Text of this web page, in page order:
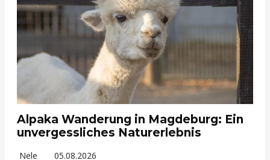
Alpaka Wanderung in Magdeburg: Ein
unvergessliches Naturerlebnis
Nele 05.08.2026